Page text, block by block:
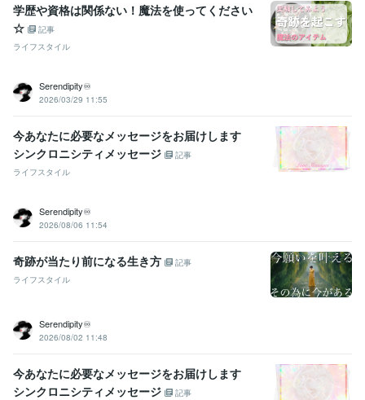
学歴や資格は関係ない！魔法を使ってください
☆
記事
ライフスタイル
Serendipity♾️
2026/03/29 11:55
今あなたに必要なメッセージをお届けします
シンクロニシティメッセージ
記事
ライフスタイル
Serendipity♾️
2026/08/06 11:54
奇跡が当たり前になる生き方
記事
ライフスタイル
Serendipity♾️
2026/08/02 11:48
今あなたに必要なメッセージをお届けします
シンクロニシティメッセージ
記事